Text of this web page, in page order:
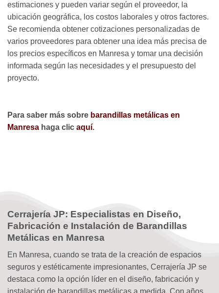
estimaciones y pueden variar según el proveedor, la
ubicación geográfica, los costos laborales y otros factores.
Se recomienda obtener cotizaciones personalizadas de
varios proveedores para obtener una idea más precisa de
los precios específicos en Manresa y tomar una decisión
informada según las necesidades y el presupuesto del
proyecto.
Para saber más sobre barandillas metálicas en
Manresa haga clic aquí.
Cerrajería JP: Especialistas en Diseño,
Fabricación e Instalación de Barandillas
Metálicas en Manresa
En Manresa, cuando se trata de la creación de espacios
seguros y estéticamente impresionantes, Cerrajería JP se
destaca como la opción líder en el diseño, fabricación y
instalación de barandillas metálicas a medida. Con años